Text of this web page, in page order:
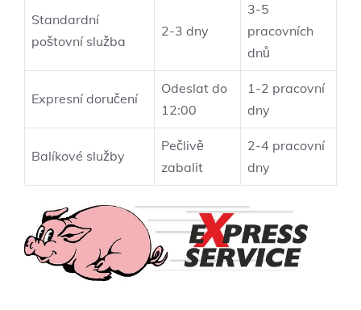
Standardní⁣
poštovní služba
2-3 dny
3-5
pracovních
dnů
Expresní doručení
Odeslat do
12:00
1-2 pracovní⁢
dny
Balíkové služby
Pečlivě
zabalit
2-4 pracovní
dny